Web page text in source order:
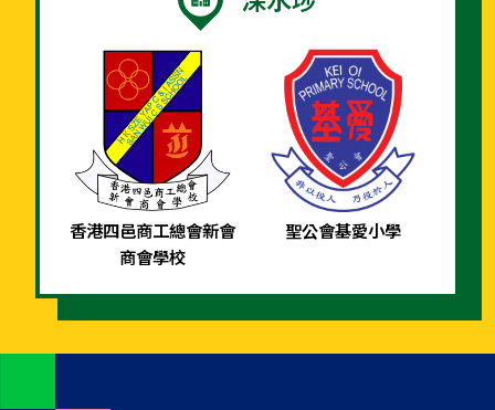
香港四邑商工總會新會
商會學校
聖公會基愛小學